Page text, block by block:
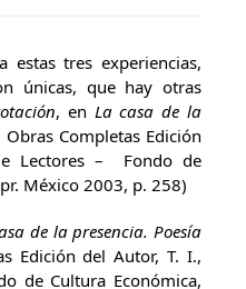
estas tres experiencias,
únicas, que hay otras
, en La casa de la
Obras Completas Edición
Lectores – Fondo de
México 2003, p. 258)
de la presencia. Poesía
Edición del Autor, T. I.,
de Cultura Económica,